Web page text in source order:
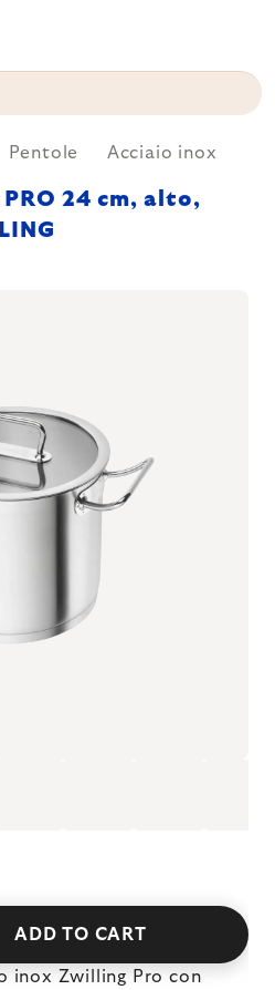
Pentole Acciaio inox
24 cm, alto,
ADD TO CART
inox Zwilling Pro con